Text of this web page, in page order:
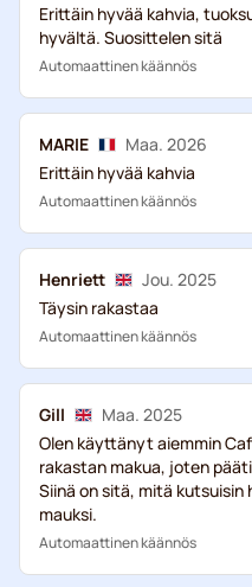
Erittäin hyvää kahvia,
hyvältä. Suosittelen sitä
Automaattinen käännös
MARIE
Maa. 2026
Erittäin hyvää kahvia
Automaattinen käännös
Henriett
Jou. 2025
Täysin rakastaa
Automaattinen käännös
Gill
Maa. 2025
Olen käyttänyt aiemmin
rakastan makua, joten
Siinä on sitä, mitä
mauksi.
Automaattinen käännös